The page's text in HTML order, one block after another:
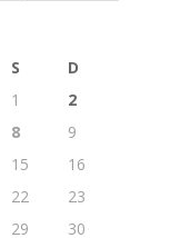
S
D
1
2
8
9
15
16
22
23
29
30